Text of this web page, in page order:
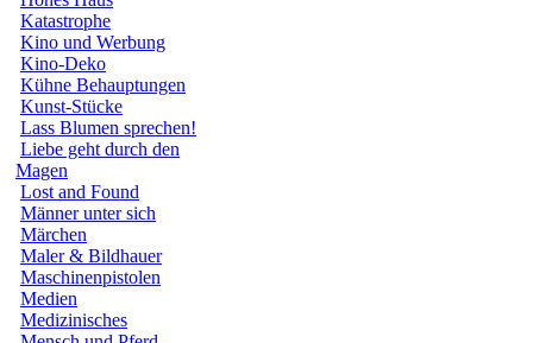
Katastrophe
Kino und Werbung
Kino-Deko
Kühne Behauptungen
Kunst-Stücke
Lass Blumen sprechen!
Liebe geht durch den
Magen
Lost and Found
Männer unter sich
Märchen
Maler & Bildhauer
Maschinenpistolen
Medien
Medizinisches